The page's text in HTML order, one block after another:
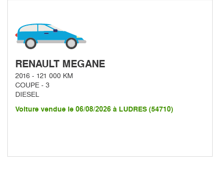
RENAULT MEGANE
2016 - 121 000 KM
COUPE - 3
DIESEL
Voiture vendue le 06/08/2026 à LUDRES (54710)